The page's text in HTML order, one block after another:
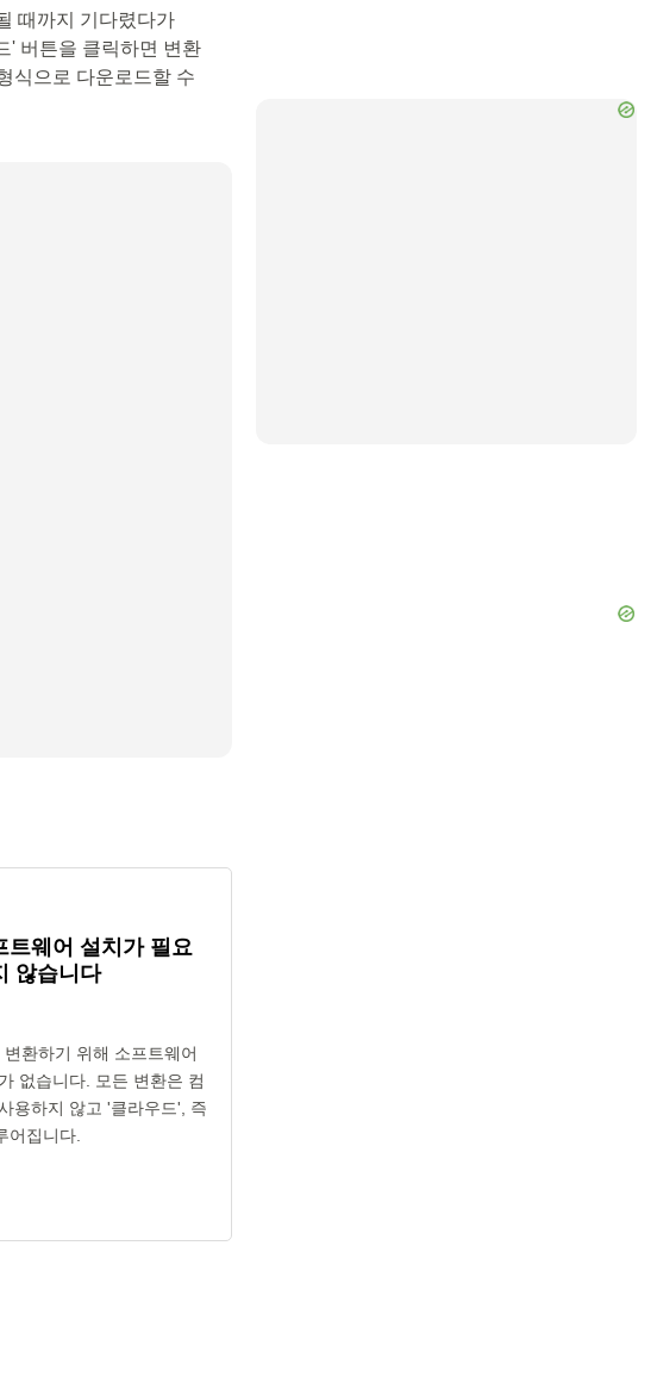
때까지 기다렸다가
' 버튼을 클릭하면 변환
식으로 다운로드할 수
트웨어 설치가 필요
않습니다
환하기 위해 소프트웨어
없습니다. 모든 변환은 컴
용하지 않고 '클라우드', 즉
어집니다.